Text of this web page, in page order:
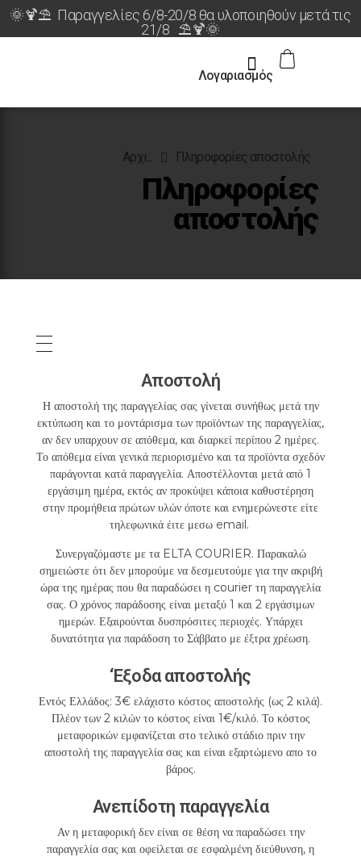
🌞🍹⛱️ Παραγγελίες 6/8-20/8 θα υλοποιηθούν μετά τις
21/8 ⛱️🍹🌞
Λογαριασμός
Αρχι... Πληροφορίες αποστολής
Πληροφορίες
αποστολής
Αποστολή
Η αποστολή της παραγγελίας σας γίνεται συνήθως μετά την
εκτύπωση και το μοντάρισμα των προϊόντων της παραγγελίας,
αν δεν υπαρχουν σε απόθεμα, και διαρκεί περίπου 2 ημέρες.
Το απόθεμα είναι γενικά περιορισμένο και τα προϊόντα σχεδόν
παράγονται κατά παραγγελία. Αποστέλλονται μετά από 1
εργάσιμη ημέρα, εκτός αν προκύψει κάποια καθυστέρηση
στην προμήθεια πρώτων υλών όποτε και ενημερώνεστε είτε
τηλεφωνικά έιτε μεσω email.
Συνεργαζόμαστε με τα ELTA COURIER. Παρακαλώ
σημειώστε ότι δεν μπορούμε να δεσμευτούμε για την ακριβή
ώρα της ημέρας που θα παραδώσει η courier τη παραγγελία
σας. Ο χρόνος παράδοσης είναι μεταξύ 1 και 2 εργάσιμων
ημερών. Εξαιρούνται δυσπρόσιτες περιοχές. Υπάρχει
δυνατότητα για παράδοση το Σάββατο με έξτρα χρέωση.
‘Εξοδα αποστολής
Εντός Ελλάδος: 3€ ελάχιστο κόστος αποστολής (ως 2 κιλά).
Πλέον των 2 κιλών το κόστος είναι 1€/κιλό. Το κόστος
μεταφορικών εμφανίζεται στο τελικό στάδιο πριν την
αποστολή της παραγγελία σας και είναι εξαρτώμενο απο το
βάρος.
Ανεπίδοτη παραγγελία
Αν η μεταφορική δεν είναι σε θέση να παραδώσει την
παραγγελία σας και οφείλεται σε εσφαλμένη διεύθυνση, η